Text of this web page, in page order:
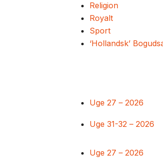
Religion
Royalt
Sport
‘Hollandsk’
Uge 27 – 2026
Uge 31-32 – 2026
Uge 27 – 2026